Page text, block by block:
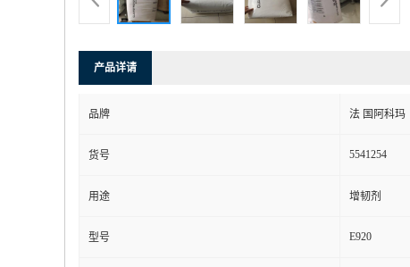
产品详请
品牌 法 国阿科玛
货号 5541254
用途 增韧剂
型号 E920